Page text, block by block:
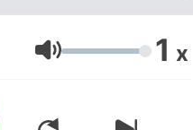
:)
Głośność 1 x